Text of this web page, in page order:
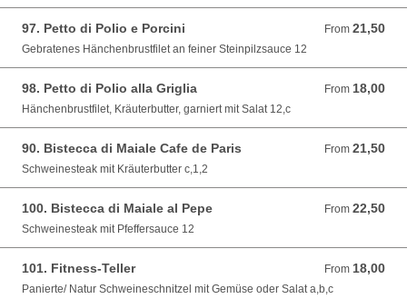
97. Petto di Polio e Porcini From 21,50
From 21,50 EUR
Gebratenes Hänchenbrustfilet an feiner Steinpilzsauce 12
98. Petto di Polio alla Griglia From 18,00
From 18,00 EUR
Hänchenbrustfilet, Kräuterbutter, garniert mit Salat 12,c
90. Bistecca di Maiale Cafe de Paris From 21,50
From 21,50 EUR
Schweinesteak mit Kräuterbutter c,1,2
100. Bistecca di Maiale al Pepe From 22,50
From 22,50 EUR
Schweinesteak mit Pfeffersauce 12
101. Fitness-Teller From 18,00
From 18,00 EUR
Panierte/ Natur Schweineschnitzel mit Gemüse oder Salat a,b,c